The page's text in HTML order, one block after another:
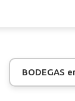
BODEGAS